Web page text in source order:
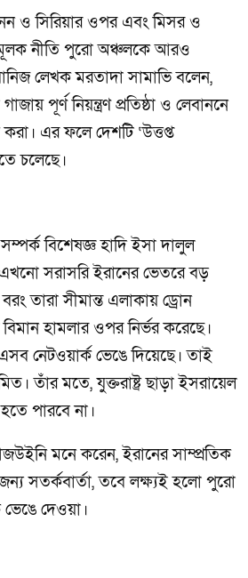
ও সিরিয়ার ওপর এবং মিসর ও
নীতি পুরো অঞ্চলকে আরও
লেখক মরতাদা সামাভি বলেন,
পূর্ণ নিয়ন্ত্রণ প্রতিষ্ঠা ও লেবাননে
করা। এর ফলে দেশটি ‘উত্তপ্ত
চলেছে।
বিশেষজ্ঞ হাদি ইসা দালুল
সরাসরি ইরানের ভেতরে বড়
তারা সীমান্ত এলাকায় ড্রোন
বিমান হামলার ওপর নির্ভর করেছে।
নেটওয়ার্ক ভেঙে দিয়েছে। তাই
তাঁর মতে, যুক্তরাষ্ট্র ছাড়া ইসরায়েল
পারবে না।
মনে করেন, ইরানের সাম্প্রতিক
জন্য সতর্কবার্তা, তবে লক্ষ্যই হলো পুরো
দেওয়া।